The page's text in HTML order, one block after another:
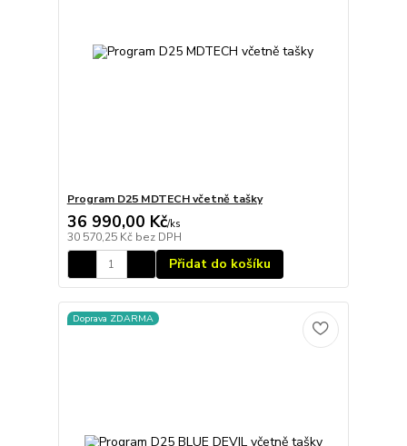
Program D25 MDTECH včetně tašky
36 990,00 Kč/ks
30 570,25 Kč bez DPH
Přidat do košíku
Doprava ZDARMA